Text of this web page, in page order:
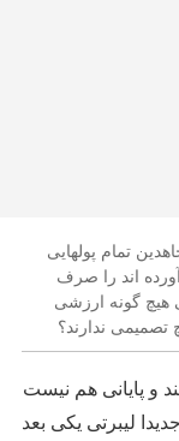
تمام پولهایی
اند را صرف
هیچ گونه ارزشی
تصمیمی ندارند؟
و پایانی هم نیست
لیبرتی یکی بعد